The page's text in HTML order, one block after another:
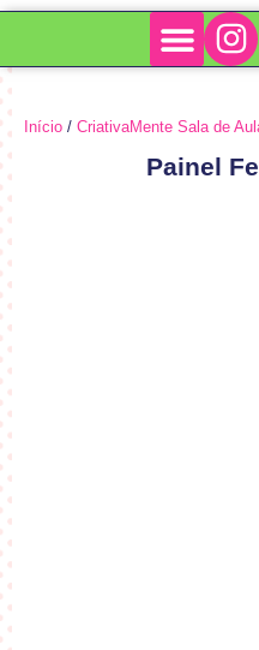
Início / CriativaMente Sala de
Painel